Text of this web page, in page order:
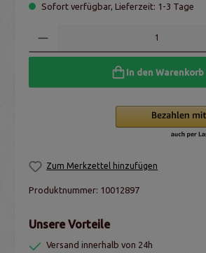
Sofort verfügbar, Lieferzeit: 1-3 Tage
In den Warenkorb
Zum Merkzettel hinzufügen
Produktnummer: 10012897
Unsere Vorteile
Versand innerhalb von 24h